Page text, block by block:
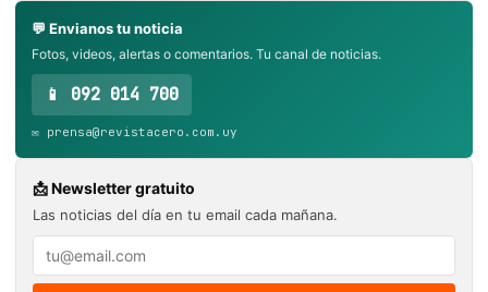
💬 Envianos tu noticia
Fotos, videos, alertas o comentarios. Tu canal de noticias.
📱 092 014 700
✉️ prensa@revistacero.com.uy
📩 Newsletter gratuito
Las noticias del día en tu email cada mañana.